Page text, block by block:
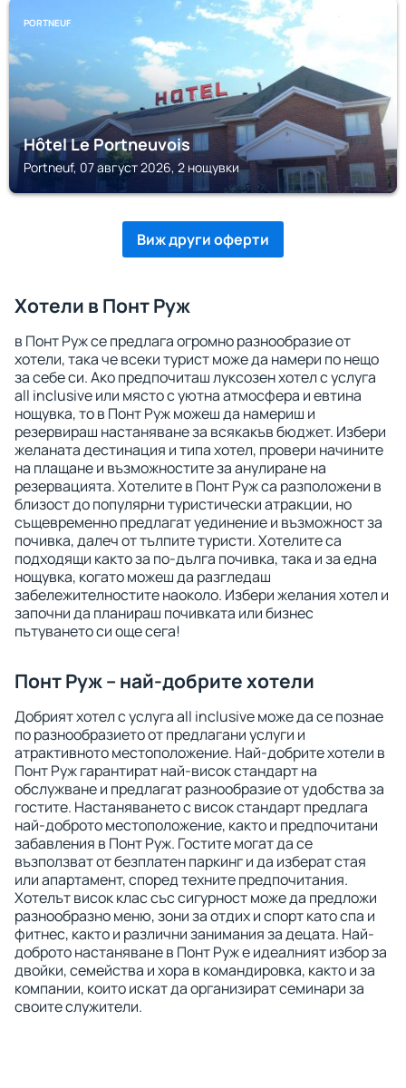
PORTNEUF
Hôtel Le Portneuvois
Portneuf, 07 август 2026, 2 нощувки
Виж други оферти
Хотели в Понт Руж
в Понт Руж се предлага огромно разнообразие от
хотели, така че всеки турист може да намери по нещо
за себе си. Ако предпочиташ луксозен хотел с услуга
all inclusive или място с уютна атмосфера и евтина
нощувка, то в Понт Руж можеш да намериш и
резервираш настаняване за всякакъв бюджет. Избери
желаната дестинация и типа хотел, провери начините
на плащане и възможностите за анулиране на
резервацията. Хотелите в Понт Руж са разположени в
близост до популярни туристически атракции, но
същевременно предлагат уединение и възможност за
почивка, далеч от тълпите туристи. Хотелите са
подходящи както за по-дълга почивка, така и за една
нощувка, когато можеш да разгледаш
забележителностите наоколо. Избери желания хотел и
започни да планираш почивката или бизнес
пътуването си още сега!
Понт Руж – най-добрите хотели
Добрият хотел с услуга all inclusive може да се познае
по разнообразието от предлагани услуги и
атрактивното местоположение. Най-добрите хотели в
Понт Руж гарантират най-висок стандарт на
обслужване и предлагат разнообразие от удобства за
гостите. Настаняването с висок стандарт предлага
най-доброто местоположение, както и предпочитани
забавления в Понт Руж. Гостите могат да се
възползват от безплатен паркинг и да изберат стая
или апартамент, според техните предпочитания.
Хотелът висок клас със сигурност може да предложи
разнообразно меню, зони за отдих и спорт като спа и
фитнес, както и различни занимания за децата. Най-
доброто настаняване в Понт Руж е идеалният избор за
двойки, семейства и хора в командировка, както и за
компании, които искат да организират семинари за
своите служители.